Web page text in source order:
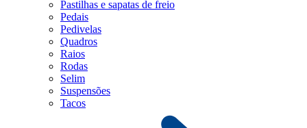
Pastilhas e sapatas de freio
Pedais
Pedivelas
Quadros
Raios
Rodas
Selim
Suspensões
Tacos